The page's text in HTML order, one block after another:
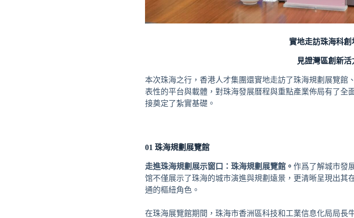
實地走訪珠海科創
見證灣區創新活
本次珠海之行，香港人才集團還實地走訪了珠海規劃展覽館
表性的平台與載體，對珠海發展曆程與重點產業佈局有了全
接奠定了紮實基礎。
01 珠海規劃展覽館
走進珠海規劃展示窗口：珠海規劃展覽館。 作爲了解城市發
馆不僅展示了珠海的城市演進與規劃遠景，更清晰呈現出其
通的樞紐角色。
在珠海展覽館期間，珠海市香洲區科技和工業信息化局局長